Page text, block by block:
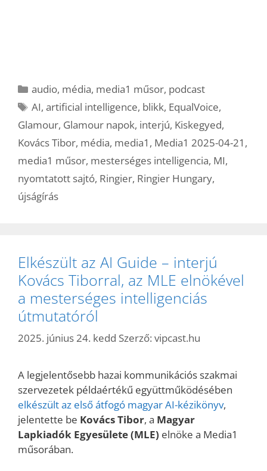
Kategória
audio, média, media1 műsor, podcast
Címkék
AI,artificial intelligence, blikk, EqualVoice,
Glamour, Glamour napok, interjú, Kiskegyed,
Kovács Tibor, média, media1 , Media1 2025-04-21 ,
media1 műsor, mesterséges intelligencia, MI,
nyomtatott sajtó, Ringier, Ringier Hungary,
újságírás
Elkészült az AI Guide – interjú
Kovács Tiborral, az MLE elnökével
a mesterséges intelligenciás
útmutatóról
2025. június 24. kedd Szerző: vipcast.hu
A legjelentősebb hazai kommunikációs szakmai
szervezetek példaértékű együttműködésében
elkészült az első átfogó magyar AI-kézikönyv,
jelentette be Kovács Tibor, a Magyar
Lapkiadók Egyesülete (MLE) elnöke a Media1
műsorában.